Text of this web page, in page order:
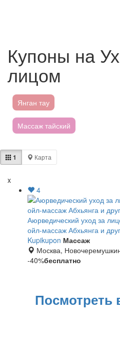
Купоны на
лицом
Янган тау
Массаж тайский
Массаж лица
Аквапарки
Пятёрочка Магнит
Перекресток Лента
1 Карта
x
4
Аюрведический уход за
ойл-массаж Абхьянга и
Kupikupon Массаж
Москва,
-40%бесплатно
Посмотреть